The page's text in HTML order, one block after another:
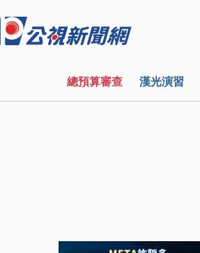
總預算審查 漢光演習